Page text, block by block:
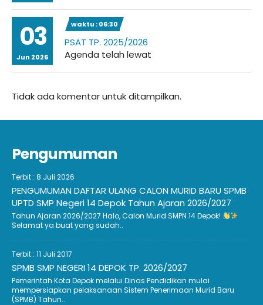
03
Jun 2026
waktu : 06:30
PSAT TP. 2025/2026
Agenda telah lewat
Tidak ada komentar untuk ditampilkan.
Pengumuman
Terbit : 8 Juli 2026
PENGUMUMAN DAFTAR ULANG CALON MURID BARU SPMB
UPTD SMP Negeri 14 Depok Tahun Ajaran 2026/2027
Tahun Ajaran 2026/2027 Halo, Calon Murid SMPN 14 Depok!
Selamat ya buat yang sudah..
Terbit : 11 Juli 2017
SPMB SMP NEGERI 14 DEPOK TP. 2026/2027
Pemerintah Kota Depok melalui Dinas Pendidikan mulai
mempersiapkan pelaksanaan Sistem Penerimaan Murid Baru
(SPMB) Tahun..